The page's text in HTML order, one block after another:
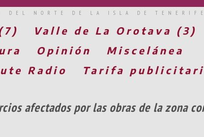
DEL NORTE DE LA ISLA DE
Valle de La Orotava (3)
Opinión
Miscelánea
Radio
Tarifa
afectados por las obras de la zona